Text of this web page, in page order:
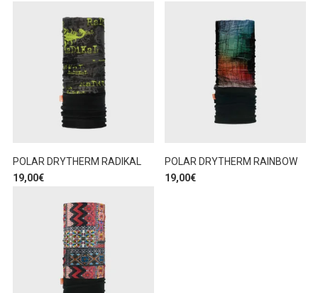
POLAR DRYTHERM RADIKAL
19,00€
POLAR DRYTHERM RAINBOW
19,00€